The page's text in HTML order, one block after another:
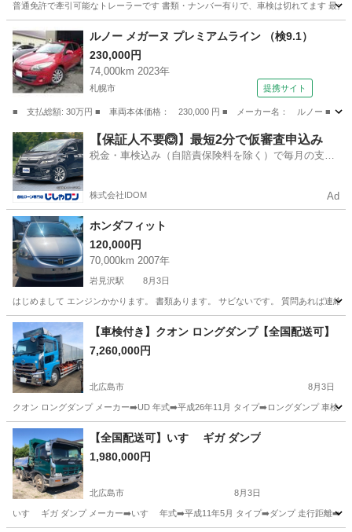
普通免許で牽引可能なトレーラーです 書類・ナンバー有りで、車検は切れてます 最
北海道 夕張郡 その他 トレーラー
ルノー メガーヌ プレミアムライン （検9.1）
230,000円
74,000km 2023年
札幌市 提携サイト
■ 支払総額: 30万円 ■ 車両本体価格： 230,000 円 ■ メーカー名： ルノー ■
北海道 札幌市 その他
【保証人不要🙆】最短2分で仮審査申込み
税金・車検込み（自賠責保険料を除く）で毎月の支払
株式会社IDOM Ad
ホンダフィット
120,000円
70,000km 2007年
岩見沢駅 8月3日
はじめまして エンジンかかります。 書類あります。 サビないです。 質問あれば連絡
北海道 岩見沢市 岩見沢駅 その他
【車検付き】クオン ロングダンプ【全国配送可】
7,260,000円
北広島市 8月3日
クオン ロングダンプ メーカー➡️UD 年式➡️平成26年11月 タイプ➡️ロングダンプ 車検➡️
北海道 北広島市 その他
【全国配送可】いすゞ ギガ ダンプ
1,980,000円
北広島市 8月3日
いすゞ ギガ ダンプ メーカー➡️いすゞ 年式➡️平成11年5月 タイプ➡️ダンプ 走行距離